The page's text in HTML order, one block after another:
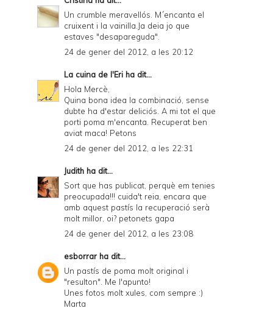
Un crumble meravellós. M´encanta el
cruixent i la vainilla.Ja deia jo que
estaves "desapareguda".
24 de gener del 2012, a les 20:12
La cuina de l'Eri ha dit...
Hola Mercè,
Quina bona idea la combinació, sense
dubte ha d'estar deliciós. A mi tot el que
porti poma m'encanta. Recuperat ben
aviat maca! Petons
24 de gener del 2012, a les 22:31
Judith ha dit...
Sort que has publicat, perquè em tenies
preocupada!!! cuida't reia, encara que
amb aquest pastís la recuperació serà
molt millor, oi? petonets gapa
24 de gener del 2012, a les 23:08
esborrar ha dit...
Un pastís de poma molt original i
"resulton". Me l'apunto!
Unes fotos molt xules, com sempre :)
Marta